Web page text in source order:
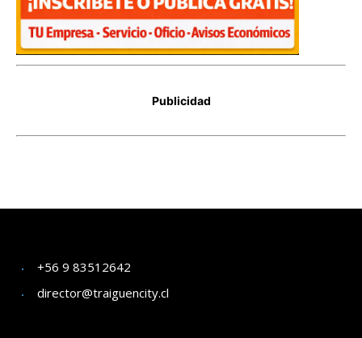
+56 9 83512642
director@traiguencity.cl